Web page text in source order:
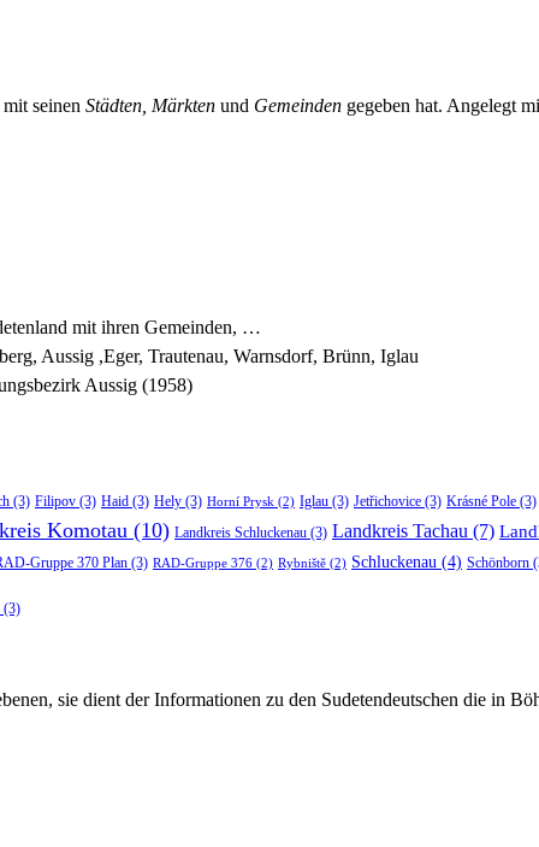
mit seinen Städten, Märkten und Gemeinden gegeben hat. Angelegt
mit ihren Gemeinden, …
Aussig ,Eger, Trautenau, Warnsdorf, Brünn, Iglau
Aussig (1958)
(3) Filipov (3) Haid (3) Hely (3) Horní Prysk (2) Iglau (3) Jetřichovice (3) Krásné Pole (3)
Komotau (10) Landkreis Schluckenau (3) Landkreis Tachau (7)
Gruppe 370 Plan (3) RAD-Gruppe 376 (2) Rybniště (2) Schluckenau (4) Schönborn
(3)
sie dient der Informationen zu den Sudetendeutschen die in